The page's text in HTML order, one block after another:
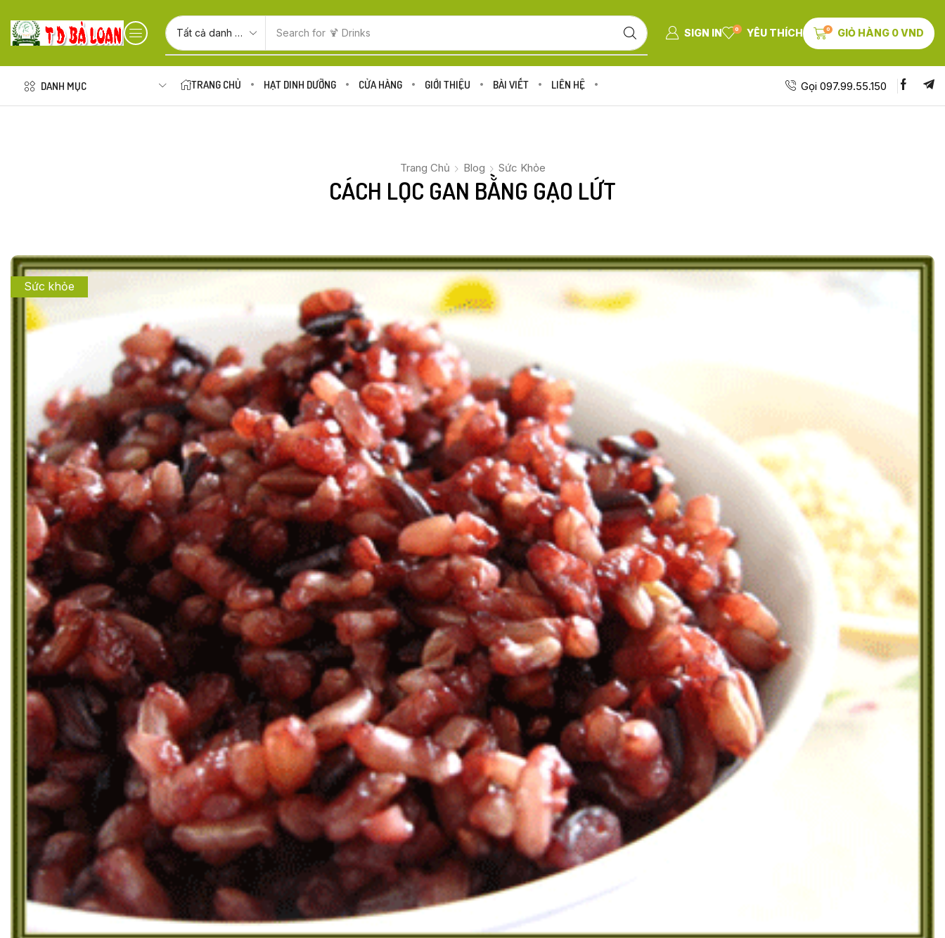
Search for 🍋 Fruits SIGN IN 0 YÊU THÍCH 0 GIỎ HÀNG 0VND
DANH MỤC TRANG CHỦ HẠT DINH DƯỠNG CỬA HÀNG GIỚI THIỆU BÀI VIẾT LIÊN HỆ Gọi 097.99.55.150
Trang Chủ Blog Sức Khỏe
CÁCH LỌC GAN BẰNG GẠO LỨT
Sức khỏe